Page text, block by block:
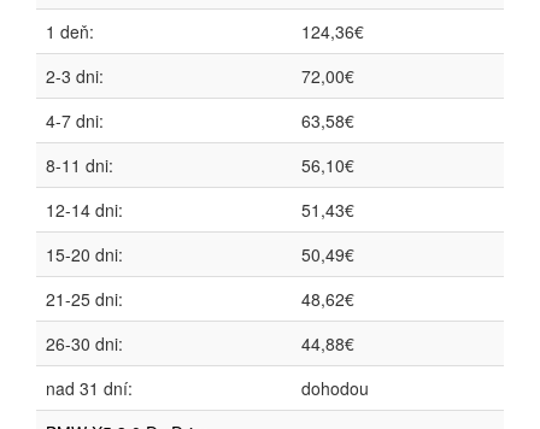
1 deň:
124,36€
2-3 dni:
72,00€
4-7 dni:
63,58€
8-11 dni:
56,10€
12-14 dni:
51,43€
15-20 dni:
50,49€
21-25 dni:
48,62€
26-30 dni:
44,88€
nad 31 dní:
dohodou